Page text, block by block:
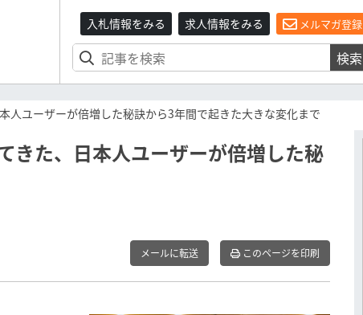
入札情報をみる 求人情報をみる メルマガ登録
検索
人ユーザーが倍増した秘訣から3年間で起きた大きな変化まで
きた、日本人ユーザーが倍増した秘
メールに転送 このページを印刷